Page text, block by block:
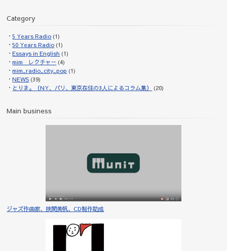
Category
5 Years Radio (1)
50 Years Radio (1)
Essays in English (1)
mim レクチャー (4)
mim_radio_city_pop (1)
NEWS (39)
とりま。（NY、パリ、東京在住の3人によるコラム集）
(20)
Main business
ジャズ作曲家、挾間美帆、CD制作助成